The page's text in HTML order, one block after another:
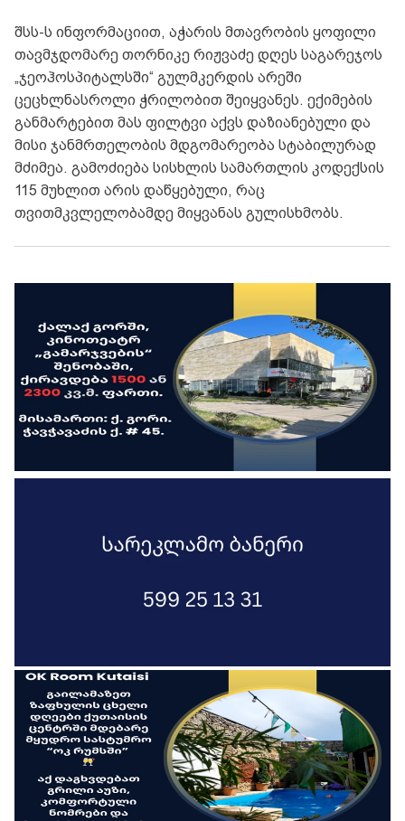
შსს-ს ინფორმაციით, აჭარის მთავრობის ყოფილი
თავმჯდომარე თორნიკე რიჟვაძე დღეს საგარეჯოს
„ჯეოჰოსპიტალსში“ გულმკერდის არეში
ცეცხლნასროლი ჭრილობით შეიყვანეს. ექიმების
განმარტებით მას ფილტვი აქვს დაზიანებული და
მისი ჯანმრთელობის მდგომარეობა სტაბილურად
მძიმეა. გამოძიება სისხლის სამართლის კოდექსის
115 მუხლით არის დაწყებული, რაც
თვითმკვლელობამდე მიყვანას გულისხმობს.